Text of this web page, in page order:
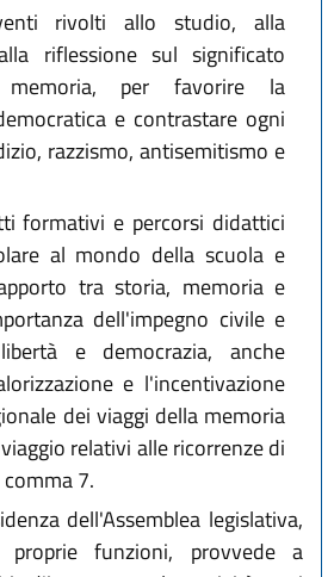
rivolti allo studio, alla
riflessione sul significato
per favorire la
e contrastare ogni
razzismo, antisemitismo e
formativi e percorsi didattici
al mondo della scuola e
tra storia, memoria e
dell'impegno civile e
e democrazia, anche
e l'incentivazione
dei viaggi della memoria
relativi alle ricorrenze di
7.
dell'Assemblea legislativa,
proprie funzioni, provvede a